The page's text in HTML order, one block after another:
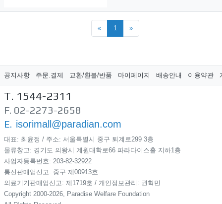
« 1 »
공지사항 주문.결제 교환/환불/반품 마이페이지 배송안내 이용약관
T. 1544-2311
F. 02-2273-2658
E. isorimall@paradian.com
대표: 최윤정 / 주소: 서울특별시 중구 퇴계로299​ 3층
물류창고: 경기도 의왕시 계원대학로66 파라다이스홀 지하1층
사업자등록번호: 203-82-32922
통신판매업신고: 중구 제00913호
의료기기판매업신고: 제1719호 / 개인정보관리: 권혁민
Copyright 2000-2026, Paradise Welfare Foundation